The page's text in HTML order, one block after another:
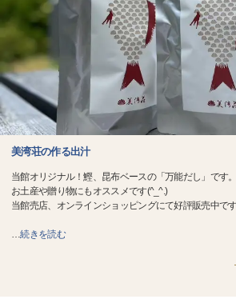
美湾荘の作る出汁
当館オリジナル！鰹、昆布ベースの「万能だし」です。
お土産や贈り物にもオススメです(^_^.)
当館売店、オンラインショッピングにて好評販売中です
…続きを読む